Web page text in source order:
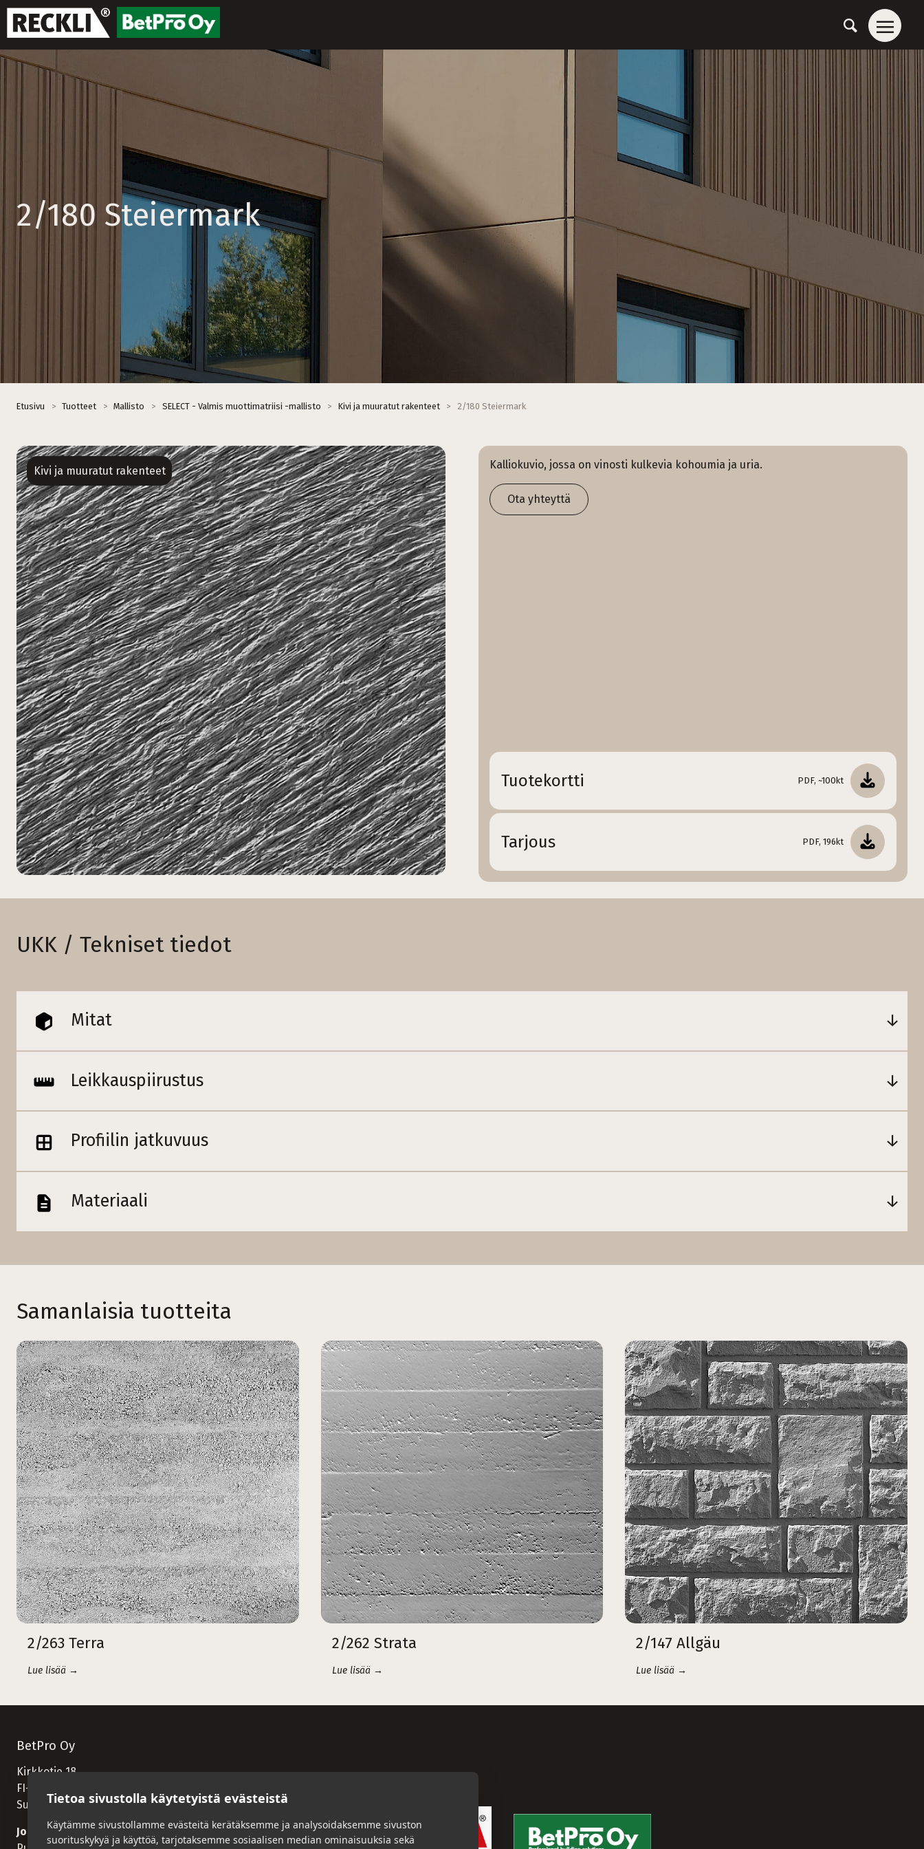
Tietoa sivustolla käytetyistä evästeistä
Käytämme sivustollamme evästeitä kerätäksemme ja analysoidaksemme sivuston
suorituskykyä ja käyttöä, tarjotaksemme sosiaalisen median ominaisuuksia sekä
2/180 Steiermark
Etusivu > Tuotteet > Mallisto > SELECT - Valmis muottimatriisi -mallisto > Kivi ja muuratut rakenteet > 2/180 Steiermark
Kivi ja muuratut rakenteet Kalliokuvio, jossa on vinosti kulkevia kohoumia ja uria.
Ota yhteyttä
Tuotekortti PDF, ~100kt
Tarjous PDF, 196kt
UKK / Tekniset tiedot
Mitat
Leikkauspiirustus
Profiilin jatkuvuus
Materiaali
Samanlaisia tuotteita
2/263 Terra
Lue lisää →
2/262 Strata
Lue lisää →
2/147 Allgäu
Lue lisää →
BetPro Oy
Kirkkotie 18
FI-82900 Ilomantsi
Suomi
Jorma Mononen